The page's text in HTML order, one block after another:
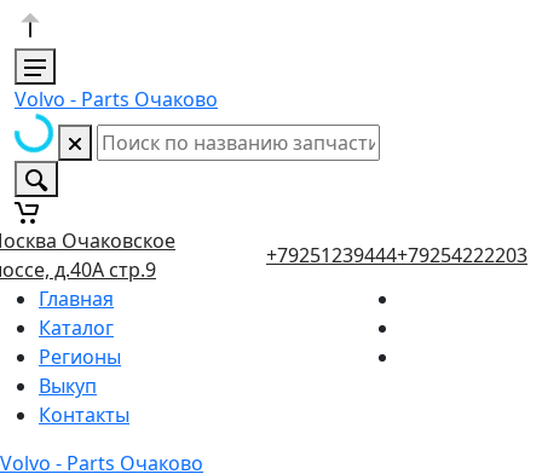
Volvo - Parts Очаково
Очаковское
д.40А стр.9
+79251239444+79254222203
Главная
Каталог
Регионы
Выкуп
Контакты
Volvo - Parts Очаково